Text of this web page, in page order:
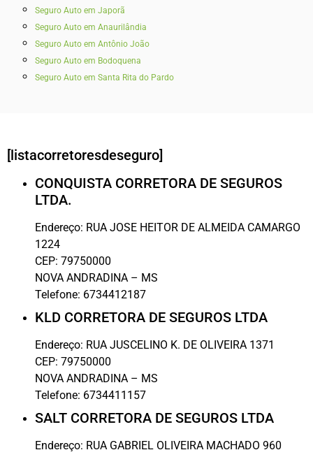
Seguro Auto em Japorã
Seguro Auto em Anaurilândia
Seguro Auto em Antônio João
Seguro Auto em Bodoquena
Seguro Auto em Santa Rita do Pardo
[listacorretoresdeseguro]
CONQUISTA CORRETORA DE SEGUROS
LTDA.
Endereço: RUA JOSE HEITOR DE ALMEIDA CAMARGO
1224
CEP: 79750000
NOVA ANDRADINA – MS
Telefone: 6734412187
KLD CORRETORA DE SEGUROS LTDA
Endereço: RUA JUSCELINO K. DE OLIVEIRA 1371
CEP: 79750000
NOVA ANDRADINA – MS
Telefone: 6734411157
SALT CORRETORA DE SEGUROS LTDA
Endereço: RUA GABRIEL OLIVEIRA MACHADO 960